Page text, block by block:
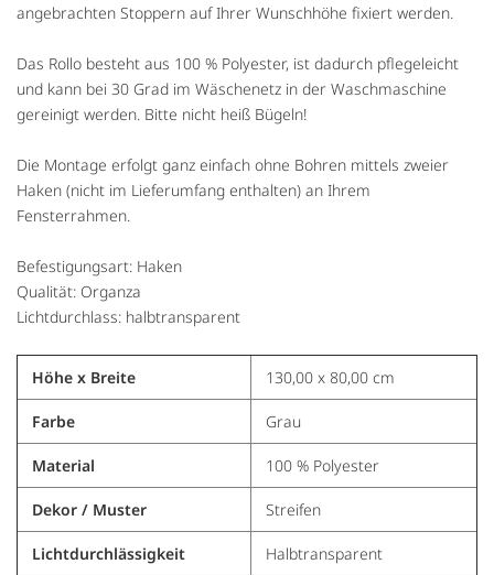
angebrachten Stoppern auf Ihrer Wunschhöhe fixiert werden.
Das Rollo besteht aus 100 % Polyester, ist dadurch pflegeleicht
und kann bei 30 Grad im Wäschenetz in der Waschmaschine
gereinigt werden. Bitte nicht heiß Bügeln!
Die Montage erfolgt ganz einfach ohne Bohren mittels zweier
Haken (nicht im Lieferumfang enthalten) an Ihrem
Fensterrahmen.
Befestigungsart: Haken
Qualität: Organza
Lichtdurchlass: halbtransparent
Höhe x Breite 130,00 x 80,00 cm
Farbe Grau
Material 100 % Polyester
Dekor / Muster Streifen
Lichtdurchlässigkeit Halbtransparent